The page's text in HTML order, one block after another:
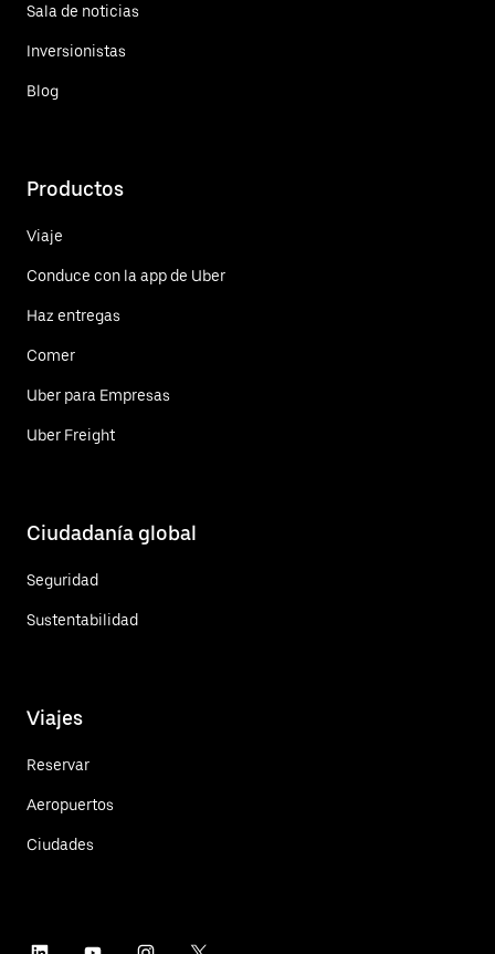
Sala de noticias
Inversionistas
Blog
Productos
Viaje
Conduce con la app de Uber
Haz entregas
Comer
Uber para Empresas
Uber Freight
Ciudadanía global
Seguridad
Sustentabilidad
Viajes
Reservar
Aeropuertos
Ciudades